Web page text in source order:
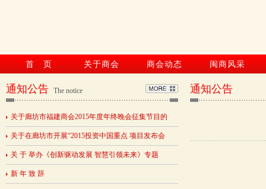
首 页 关于商会 商会动态 闽商风采
通知公告 The notice
关于廊坊市福建商会2015年度年终晚会征集节目的
关于在廊坊市开展“2015投资中国重点 项目发布会
关 于 举办《创新驱动发展 智慧引领未来》专题
新 年 致 辞
通知公告